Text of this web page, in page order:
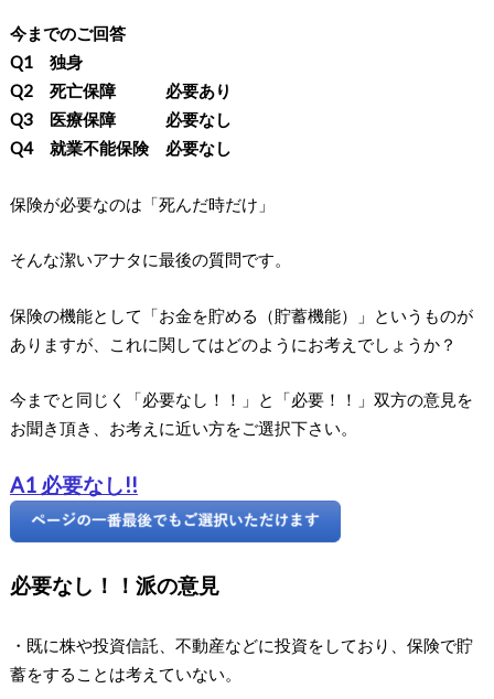
今までのご回答
Q1 独身
Q2 死亡保障 必要あり
Q3 医療保障 必要なし
Q4 就業不能保険 必要なし
保険が必要なのは「死んだ時だけ」
そんな潔いアナタに最後の質問です。
保険の機能として「お金を貯める（貯蓄機能）」というものが
ありますが、これに関してはどのようにお考えでしょうか？
今までと同じく「必要なし！！」と「必要！！」双方の意見を
お聞き頂き、お考えに近い方をご選択下さい。
A1 必要なし!!
必要なし！！派の意見
・既に株や投資信託、不動産などに投資をしており、保険で貯
蓄をすることは考えていない。